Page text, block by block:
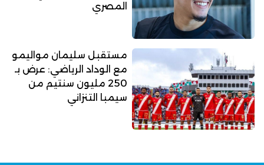
المصري
مستقبل سليمان مواليمو
مع الوداد الرياضي: عرض بـ
250 مليون سنتيم من
سيمبا التنزاني